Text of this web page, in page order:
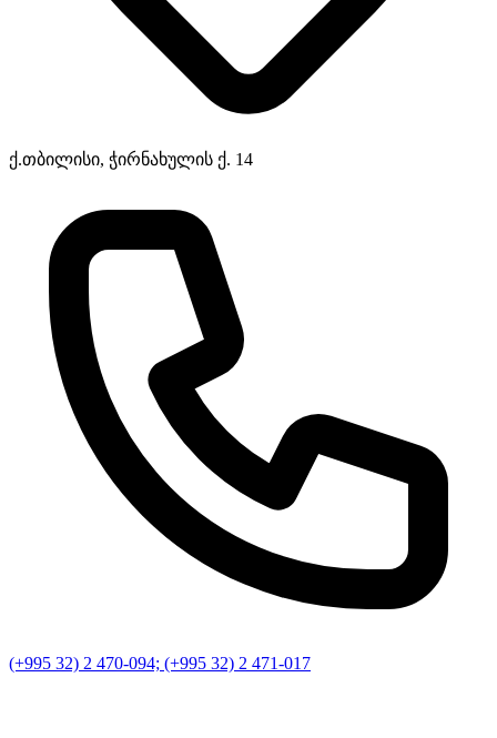
ქ.თბილისი, ჭირნახულის ქ. 14
(+995 32) 2 470-094; (+995 32) 2 471-017